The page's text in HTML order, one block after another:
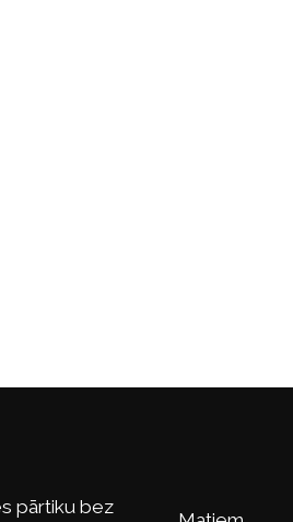
pārtiku bez